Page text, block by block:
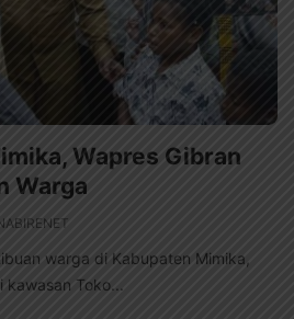
Wapres Gibran
Warga
warga di Kabupaten Mimika,
kawasan Toko...